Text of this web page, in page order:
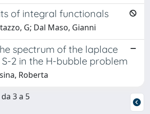
of integral functionals
G; Dal Maso, Gianni
spectrum of the laplace
2 in the H-bubble problem
Roberta
3 a 5